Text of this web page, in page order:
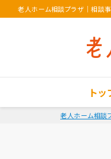
老人ホーム相談プラザ ｜相談
ト
老人ホーム相談